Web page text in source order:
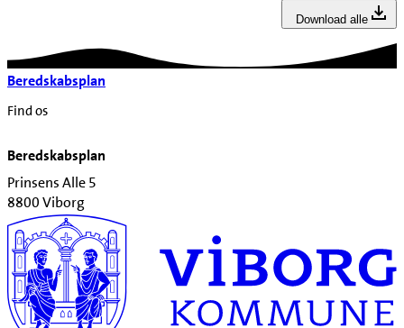
Download alle
Beredskabsplan
Find os
Beredskabsplan
Prinsens Alle 5
8800 Viborg